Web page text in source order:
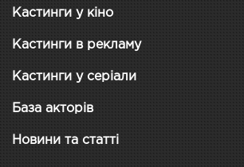
Кастинги у кіно
Кастинги в рекламу
Кастинги у серіали
База акторів
Новини та статті